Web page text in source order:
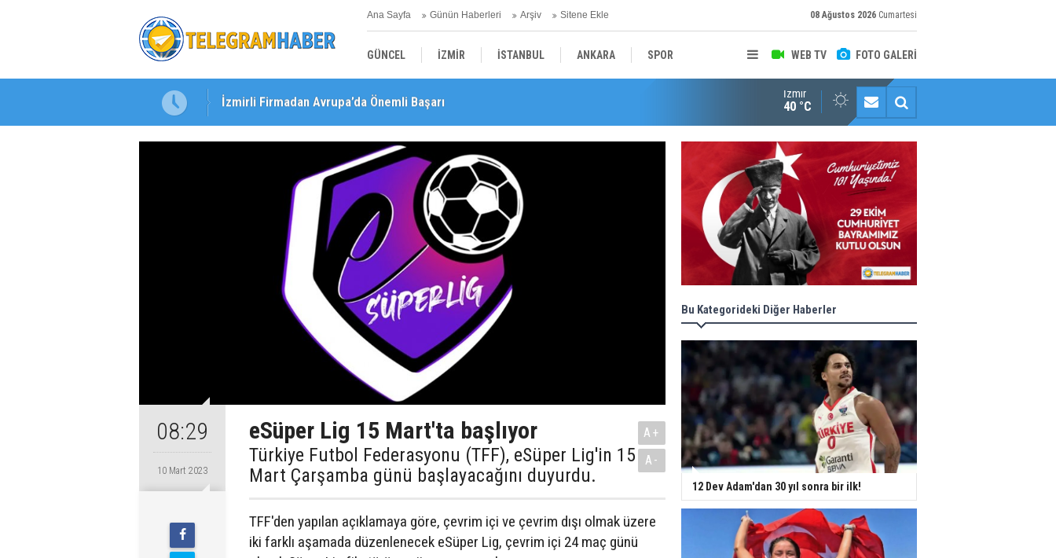
Ana Sayfa Günün Haberleri Arşiv Sitene Ekle 08 Ağustos 2026 Cumartesi
WEB TV FOTO GALERİ
GÜNCEL İZMİR İSTANBUL ANKARA SPOR
YEREL
İzmirli Firmadan Avrupa’da Önemli Başarı
Özel Okullarda Alarm Zilleri! "Teşvikler Kalktı, Veli Devlet Okuluna Yöneldi" "Toprağını Kaybeden Geleceğini Kaybeder!"
İzmir
40 °C
08:29
10 Mart 2023
eSüper Lig 15 Mart'ta başlıyor
Türkiye Futbol Federasyonu (TFF), eSüper Lig'in 15
Mart Çarşamba günü başlayacağını duyurdu.
A+
A-
TFF'den yapılan açıklamaya göre, çevrim içi ve çevrim dışı olmak üzere
iki farklı aşamada düzenlenecek eSüper Lig, çevrim içi 24 maç günü
Bu Kategorideki Diğer Haberler
12 Dev Adam'dan 30 yıl sonra bir ilk!